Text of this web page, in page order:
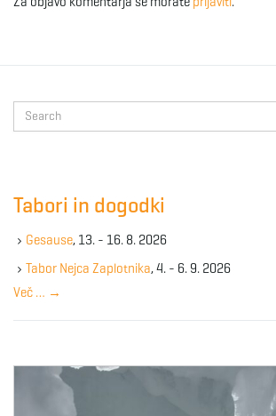
e
e
y
w
r
Tabori in dogodki
Gesause, 13. - 16. 8. 2026
Tabor Nejca Zaplotnika, 4. - 6. 9. 2026
Več … →